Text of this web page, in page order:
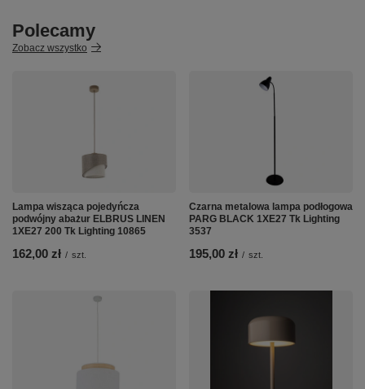
Polecamy
Zobacz wszystko
Lampa wisząca pojedyńcza
podwójny abażur ELBRUS LINEN
1XE27 200 Tk Lighting 10865
162,00 zł / szt.
Czarna metalowa lampa podłogowa
PARG BLACK 1XE27 Tk Lighting
3537
195,00 zł / szt.